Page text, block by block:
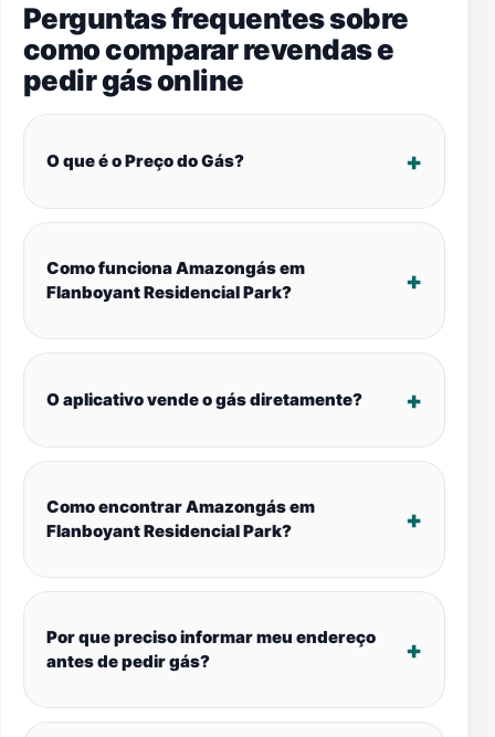
Perguntas frequentes sobre
como comparar revendas e
pedir gás online
O que é o Preço do Gás?
Como funciona Amazongás em
Flanboyant Residencial Park?
O aplicativo vende o gás diretamente?
Como encontrar Amazongás em
Flanboyant Residencial Park?
Por que preciso informar meu endereço
antes de pedir gás?